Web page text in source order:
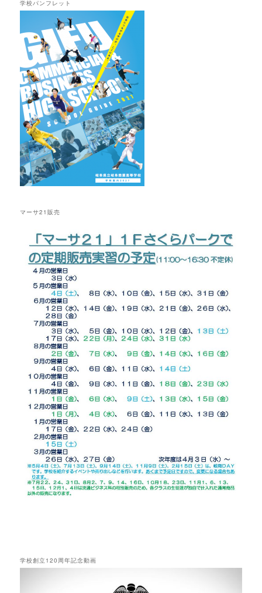
学校パンフレット
マーサ21販売
学校創立120周年記念動画